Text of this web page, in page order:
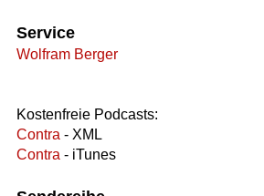
Service
Wolfram Berger
Kostenfreie Podcasts:
Contra - XML
Contra - iTunes